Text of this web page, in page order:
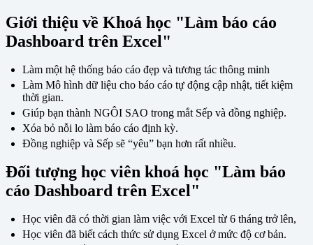
Giới thiệu về Khoá học "Làm báo cáo
Dashboard trên Excel"
Làm một hệ thống báo cáo đẹp và tương tác thông minh
Làm Mô hình dữ liệu cho báo cáo tự động cập nhật, tiết kiệm
thời gian.
Giúp bạn thành NGÔI SAO trong mắt Sếp và đồng nghiệp.
Xóa bỏ nỗi lo làm báo cáo định kỳ.
Đồng nghiệp và Sếp sẽ “yêu” bạn hơn rất nhiều.
Đối tượng học viên khoá học "Làm báo
cáo Dashboard trên Excel"
Học viên đã có thời gian làm việc với Excel từ 6 tháng trở lên,
Học viên đã biết cách thức sử dụng Excel ở mức độ cơ bản.